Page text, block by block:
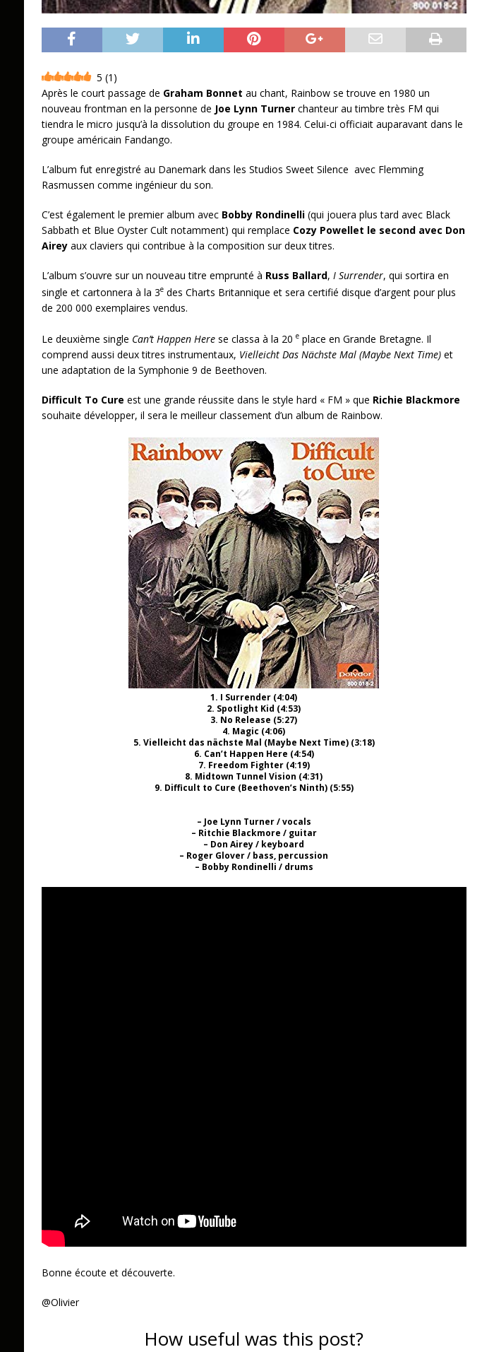
5 (1 )
Après le court passage de Graham Bonnet au chant, Rainbow se trouve en 1980 un
nouveau frontman en la personne de Joe Lynn Turnerchanteur au timbre très FM qui
tiendra le micro jusqu’à la dissolution du groupe en 1984. Celui-ci officiait auparavant dans le
groupe américain Fandango.
L’album fut enregistré au Danemark dans les Studios Sweet Silence avec Flemming
Rasmussen comme ingénieur du son.
C’est également le premier album avec Bobby Rondinelli(qui jouera plus tard avec Black
Sabbath et Blue Oyster Cult notamment) qui remplace Cozy Powellet le second avec Don
Aireyaux claviers qui contribue à la composition sur deux titres.
L’album s’ouvre sur un nouveau titre emprunté à Russ Ballard, I Surrender, qui sortira en
single et cartonnera à la 3edes Charts Britannique et sera certifié disque d’argent pour plus
de 200 000 exemplaires vendus.
Le deuxième single Can’t Happen Herese classa à la 20 eplace en Grande Bretagne. Il
comprend aussi deux titres instrumentaux, Vielleicht Das Nächste Mal (Maybe Next Time)et
une adaptation de la Symphonie 9 de Beethoven.
Difficult To Cure est une grande réussite dans le style hard « FM » que Richie Blackmore
souhaite développer, il sera le meilleur classement d’un album de Rainbow.
1. I Surrender (4:04)
2. Spotlight Kid (4:53)
3. No Release (5:27)
4. Magic (4:06)
5. Vielleicht das nächste Mal (Maybe Next Time) (3:18)
6. Can’t Happen Here (4:54)
7. Freedom Fighter (4:19)
8. Midtown Tunnel Vision (4:31)
9. Difficult to Cure (Beethoven’s Ninth) (5:55)
– Joe Lynn Turner / vocals
– Ritchie Blackmore / guitar
– Don Airey / keyboard
– Roger Glover / bass, percussion
– Bobby Rondinelli / drums
Bonne écoute et découverte.
@Olivier
How useful was this post?